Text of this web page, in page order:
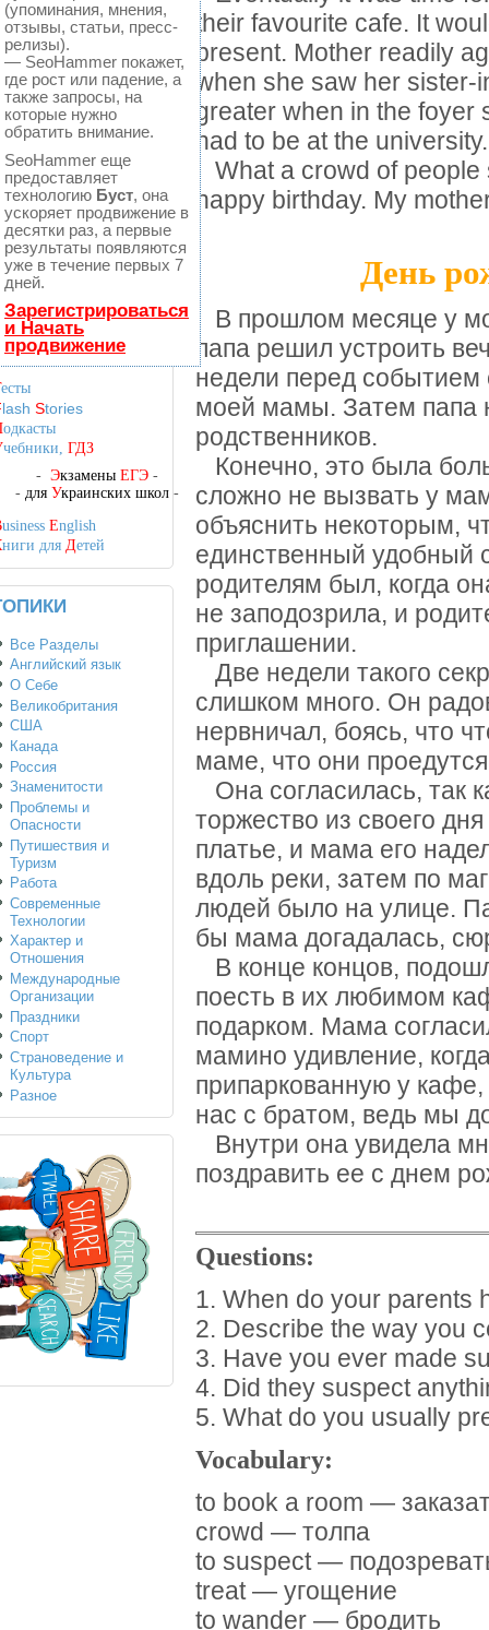
their favourite cafe. It
present. Mother readily
when she saw her
greater when in the foyer
had to be at the university.
What a crowd of people
happy birthday. My
День
В прошлом месяце у
папа решил устроить
недели перед
моей мамы. Затем папа
родственников.
Конечно, это была
сложно не вызвать у
объяснить некоторым,
единственный удобный
родителям был, когда
не заподозрила, и
приглашении.
Две недели такого
слишком много. Он
нервничал, боясь, что
маме, что они
Она согласилась, так
торжество из своего
платье, и мама его
вдоль реки, затем по
людей было на улице.
бы мама догадалась,
В конце концов,
поесть в их любимом
подарком. Мама
мамино удивление,
припаркованную у
нас с братом, ведь мы
Внутри она увидела
поздравить ее с днем
Questions:
1. When do your parents
2. Describe the way you
3. Have you ever made
4. Did they suspect
5. What do you usually
Vocabulary:
to book a room —
crowd — толпа
to suspect —
treat — угощение
to wander — бродить
(упоминания, мнения,
отзывы, статьи, пресс-
релизы).
— SeoHammer покажет,
где рост или падение, а
также запросы, на
которые нужно
обратить внимание.
SeoHammer еще
предоставляет
технологию Буст, она
ускоряет продвижение в
десятки раз, а первые
результаты появляются
уже в течение первых 7
дней.
Зарегистрироваться
и Начать
продвижение
есты
lash Stories
одкасты
чебники, ГДЗ
- Экзамены ЕГЭ-
- для Украинских школ-
usiness English
ниги для Детей
Все Разделы
Английский язык
О Себе
Великобритания
США
Канада
Россия
Знаменитости
Проблемы и
Опасности
Путишествия и
Туризм
Работа
Современные
Технологии
Характер и
Отношения
Международные
Организации
Праздники
Спорт
Страноведение и
Культура
Разное